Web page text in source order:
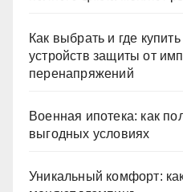
Как выбрать и где
устройств защиты от
перенапряжений
Военная ипотека: как
выгодных условиях
Уникальный комфорт: